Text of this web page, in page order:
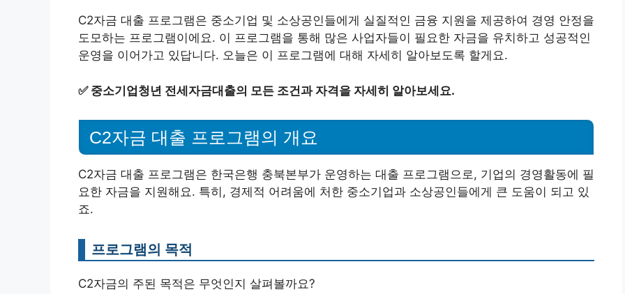
C2자금 대출 프로그램은 중소기업 및 소상공인들에게 실질적인 금융 지원을 제공하여 경영 안정을
도모하는 프로그램이에요. 이 프로그램을 통해 많은 사업자들이 필요한 자금을 유치하고 성공적인
운영을 이어가고 있답니다. 오늘은 이 프로그램에 대해 자세히 알아보도록 할게요.
✅ 중소기업청년 전세자금대출의 모든 조건과 자격을 자세히 알아보세요.
C2자금 대출 프로그램의 개요
C2자금 대출 프로그램은 한국은행 충북본부가 운영하는 대출 프로그램으로, 기업의 경영활동에 필
요한 자금을 지원해요. 특히, 경제적 어려움에 처한 중소기업과 소상공인들에게 큰 도움이 되고 있
죠.
프로그램의 목적
C2자금의 주된 목적은 무엇인지 살펴볼까요?